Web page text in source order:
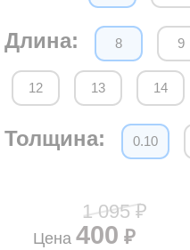
Длина: 8 9
12 13 14
Толщина: 0.10
1 095 ₽
Цена 400 ₽